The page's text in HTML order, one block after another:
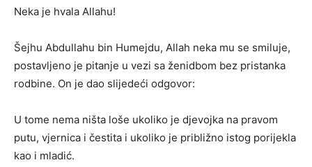
Neka je hvala Allahu!
Šejhu Abdullahu bin Humejdu, Allah neka mu se smiluje,
postavljeno je pitanje u vezi sa ženidbom bez pristanka
rodbine. On je dao slijedeći odgovor:
U tome nema ništa loše ukoliko je djevojka na pravom
putu, vjernica i čestita i ukoliko je približno istog porijekla
kao i mladić.